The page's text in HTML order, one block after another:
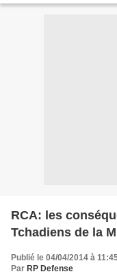
RCA: les
Tchadiens de la
Publié le 04/04/2014 à
Par RP Defense